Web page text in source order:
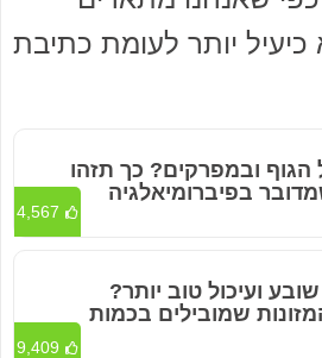
כיעיל יותר לעומת כתיבת
הגוף ובמפרקים? כך תזהו
בפיברומיאלגיה
4,567
ועיכול טוב יותר?
שמובילים בכמות
9,409